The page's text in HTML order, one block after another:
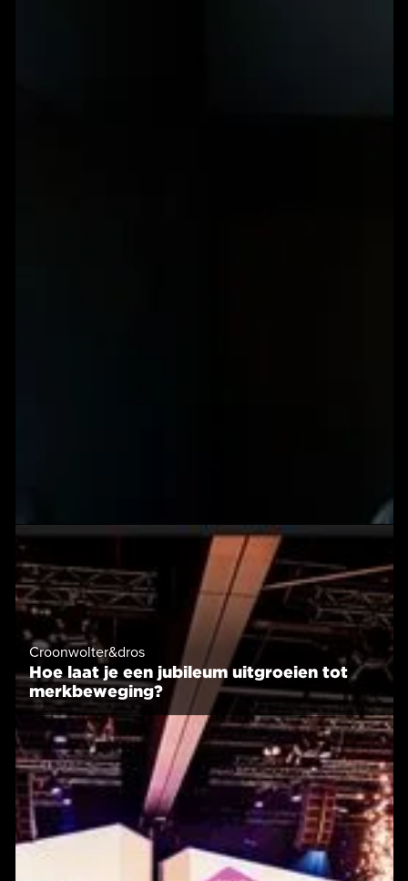
Croonwolter&dros
Hoe laat je een jubileum uitgroeien tot
merkbeweging?